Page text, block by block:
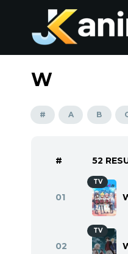
W
# A B
# 52
01
TV
02
TV